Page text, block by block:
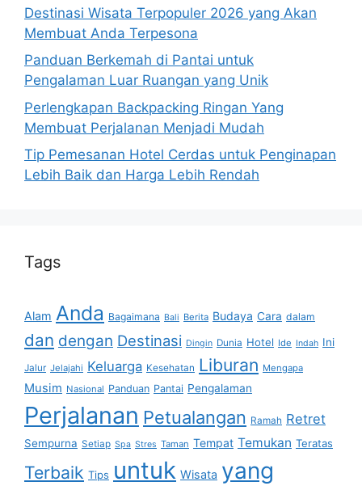
Destinasi Wisata Terpopuler 2026 yang Akan
Membuat Anda Terpesona
Panduan Berkemah di Pantai untuk
Pengalaman Luar Ruangan yang Unik
Perlengkapan Backpacking Ringan Yang
Membuat Perjalanan Menjadi Mudah
Tip Pemesanan Hotel Cerdas untuk Penginapan
Lebih Baik dan Harga Lebih Rendah
Tags
Alam Anda Bagaimana Bali Berita Budaya Cara dalam
dan dengan Destinasi Dingin Dunia Hotel Ide Indah Ini
Jalur Jelajahi Keluarga Kesehatan Liburan Mengapa
Musim Nasional Panduan Pantai Pengalaman
Perjalanan Petualangan Ramah Retret
Sempurna Setiap Spa Stres Taman Tempat Temukan Teratas
Terbaik Tips untuk Wisata yang